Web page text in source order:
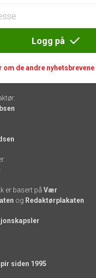
Logg på
om de andre nyhetsbrevene
er basert på Vær
og Redaktørplakaten
siden 1995